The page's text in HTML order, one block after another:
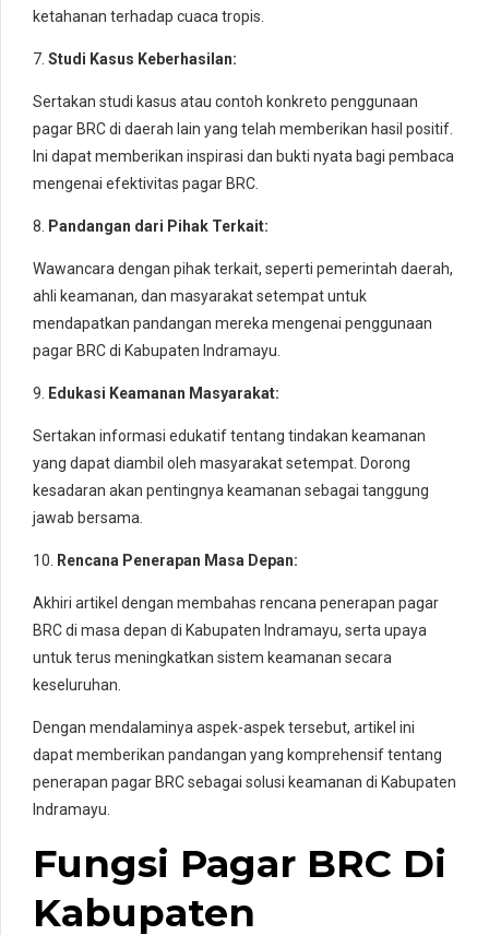
ketahanan terhadap cuaca tropis.
7. Studi Kasus Keberhasilan:
Sertakan studi kasus atau contoh konkreto penggunaan
pagar BRC di daerah lain yang telah memberikan hasil positif.
Ini dapat memberikan inspirasi dan bukti nyata bagi pembaca
mengenai efektivitas pagar BRC.
8. Pandangan dari Pihak Terkait:
Wawancara dengan pihak terkait, seperti pemerintah daerah,
ahli keamanan, dan masyarakat setempat untuk
mendapatkan pandangan mereka mengenai penggunaan
pagar BRC di Kabupaten Indramayu.
9. Edukasi Keamanan Masyarakat:
Sertakan informasi edukatif tentang tindakan keamanan
yang dapat diambil oleh masyarakat setempat. Dorong
kesadaran akan pentingnya keamanan sebagai tanggung
jawab bersama.
10. Rencana Penerapan Masa Depan:
Akhiri artikel dengan membahas rencana penerapan pagar
BRC di masa depan di Kabupaten Indramayu, serta upaya
untuk terus meningkatkan sistem keamanan secara
keseluruhan.
Dengan mendalaminya aspek-aspek tersebut, artikel ini
dapat memberikan pandangan yang komprehensif tentang
penerapan pagar BRC sebagai solusi keamanan di Kabupaten
Indramayu.
Fungsi Pagar BRC Di
Kabupaten